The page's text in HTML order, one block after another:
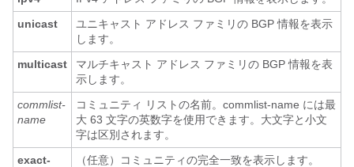
unicast
ユニキャスト アドレス ファミリの BGP 情報を表示
します。
multicast
マルチキャスト アドレス ファミリの BGP 情報を表
示します。
commlist-
name
コミュニティ リストの名前。commlist-name には最
大 63 文字の英数字を使用できます。大文字と小文
字は区別されます。
exact-
（任意）コミュニティの完全一致を表示します。